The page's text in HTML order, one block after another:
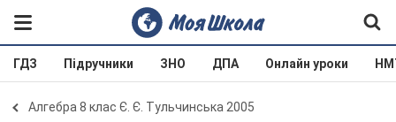
ГДЗ Підручники ЗНО ДПА Онлайн уроки
Алгебра 8 клас Є. Є. Тульчинська 2005